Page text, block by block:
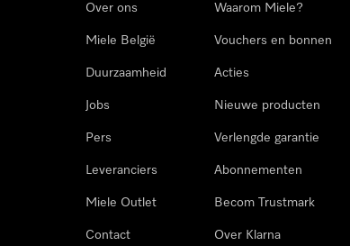
Over ons
Miele België
Duurzaamheid
Jobs
Pers
Leveranciers
Miele Outlet
Contact
Waarom Miele?
Vouchers en bonnen
Acties
Nieuwe producten
Verlengde garantie
Abonnementen
Becom Trustmark
Over Klarna